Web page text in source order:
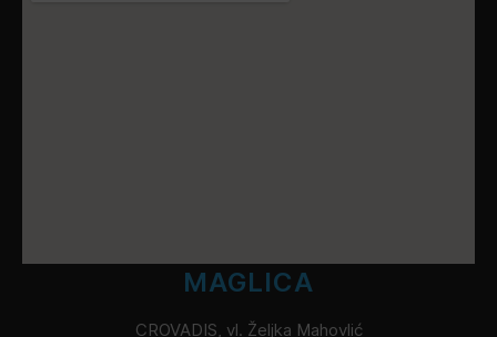
MAGLICA
CROVADIS, vl. Željka Mahovlić